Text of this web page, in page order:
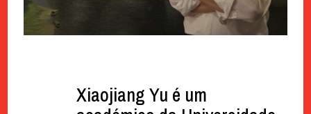
Xiaojiang Yu é um